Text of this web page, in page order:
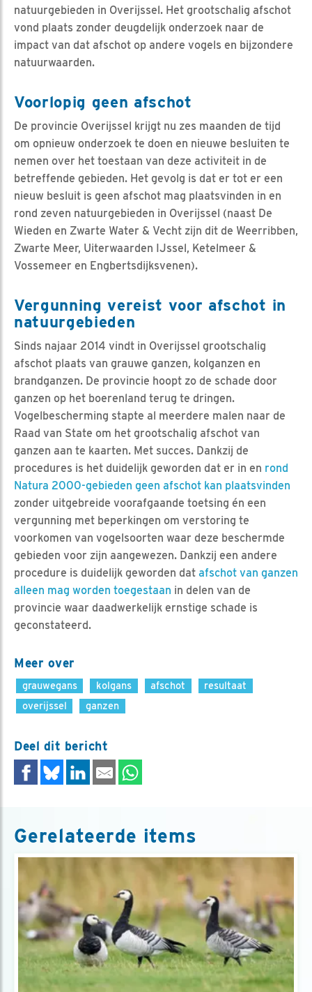
natuurgebieden in Overijssel. Het grootschalig afschot
vond plaats zonder deugdelijk onderzoek naar de
impact van dat afschot op andere vogels en bijzondere
natuurwaarden.
Voorlopig geen afschot
De provincie Overijssel krijgt nu zes maanden de tijd
om opnieuw onderzoek te doen en nieuwe besluiten te
nemen over het toestaan van deze activiteit in de
betreffende gebieden. Het gevolg is dat er tot er een
nieuw besluit is geen afschot mag plaatsvinden in en
rond zeven natuurgebieden in Overijssel (naast De
Wieden en Zwarte Water & Vecht zijn dit de Weerribben,
Zwarte Meer, Uiterwaarden IJssel, Ketelmeer &
Vossemeer en Engbertsdijksvenen).
Vergunning vereist voor afschot in
natuurgebieden
Sinds najaar 2014 vindt in Overijssel grootschalig
afschot plaats van grauwe ganzen, kolganzen en
brandganzen. De provincie hoopt zo de schade door
ganzen op het boerenland terug te dringen.
Vogelbescherming stapte al meerdere malen naar de
Raad van State om het grootschalig afschot van
ganzen aan te kaarten. Met succes. Dankzij de
procedures is het duidelijk geworden dat er in en rond
Natura 2000-gebieden geen afschot kan plaatsvinden
zonder uitgebreide voorafgaande toetsing én een
vergunning met beperkingen om verstoring te
voorkomen van vogelsoorten waar deze beschermde
gebieden voor zijn aangewezen. Dankzij een andere
procedure is duidelijk geworden dat afschot van ganzen
alleen mag worden toegestaan in delen van de
provincie waar daadwerkelijk ernstige schade is
geconstateerd.
Meer over
grauwegans kolgans afschot
resultaat
overijssel
ganzen
Deel dit bericht
Gerelateerde items